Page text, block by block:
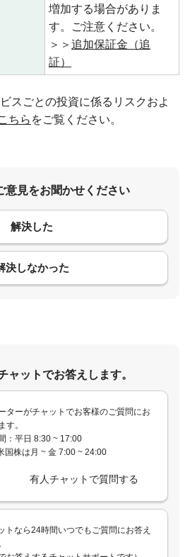
増加する場合がありま
す。ご注意ください。
＞＞ 追加保証金（追
証）
スごとの投資に係るリスクおよ
ちら をご覧ください。
意見をお聞かせください
解決した
決しなかった
コメント
ャットでお答えします。
ターがチャットでお客様のご質問にお
す。
：平日 8:30 ~ 17:00
国株は月 ~ 金 7:00 ~ 24:00
有人チャットで質問する
トなら24時間いつでもご質問にお答え